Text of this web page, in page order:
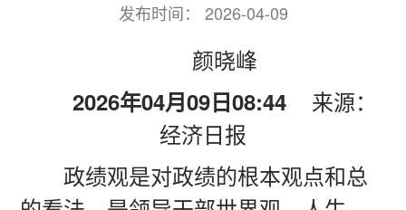
发布时间： 2026-04-09
颜晓峰
2026年04月09日08:44 来源：
经济日报
政绩观是对政绩的根本观点和总